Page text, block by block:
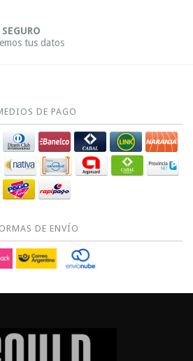
tus datos
DE PAGO
DE ENVÍO